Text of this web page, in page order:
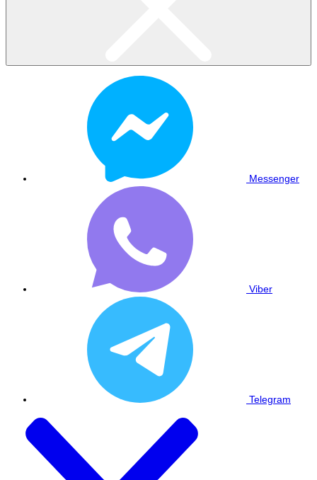
Messenger
Viber
Telegram